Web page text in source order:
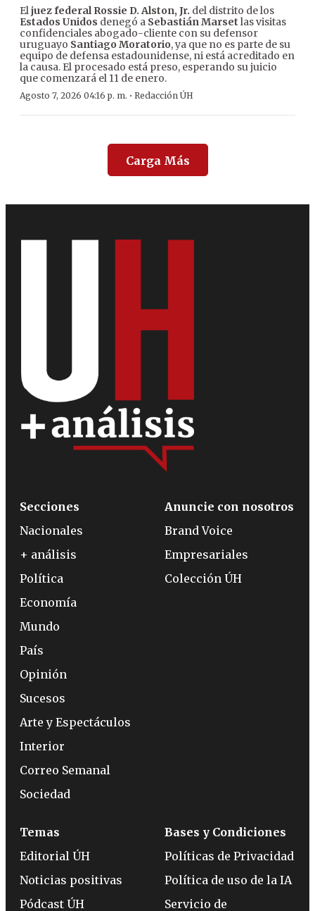
Eljuez federal Rossie D. Alston, Jr. del distrito de los
Estados Unidos denegó a Sebastián Marset las visitas
confidenciales abogado-cliente con su defensor
uruguayo Santiago Moratorio, ya que no es parte de su
equipo de defensa estadounidense, ni está acreditado en
la causa. El procesado está preso, esperando su juicio
que comenzará el 11 de enero.
Agosto 7, 2026 04:16 p. m. · Redacción ÚH
Carga Más
Secciones
Nacionales
+ análisis
Política
Economía
Mundo
País
Opinión
Sucesos
Arte y Espectáculos
Interior
Correo Semanal
Sociedad
Anuncie con nosotros
Brand Voice
Empresariales
Colección ÚH
Temas
Editorial ÚH
Noticias positivas
Pódcast ÚH
Bases y Condiciones
Políticas de Privacidad
Política de uso de la IA
Servicio de